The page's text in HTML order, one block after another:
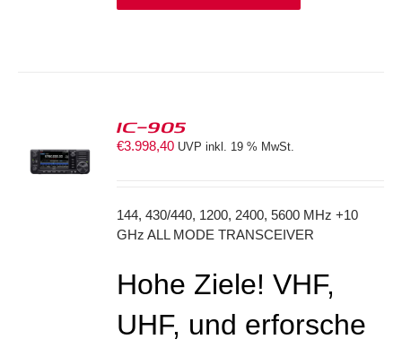
IC-905
€3.998,40 UVP inkl. 19 % MwSt.
144, 430/440, 1200, 2400, 5600 MHz +10
GHz ALL MODE TRANSCEIVER
Hohe Ziele! VHF,
UHF, und erforsche